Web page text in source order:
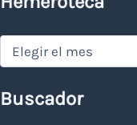
Hemeroteca
Buscador